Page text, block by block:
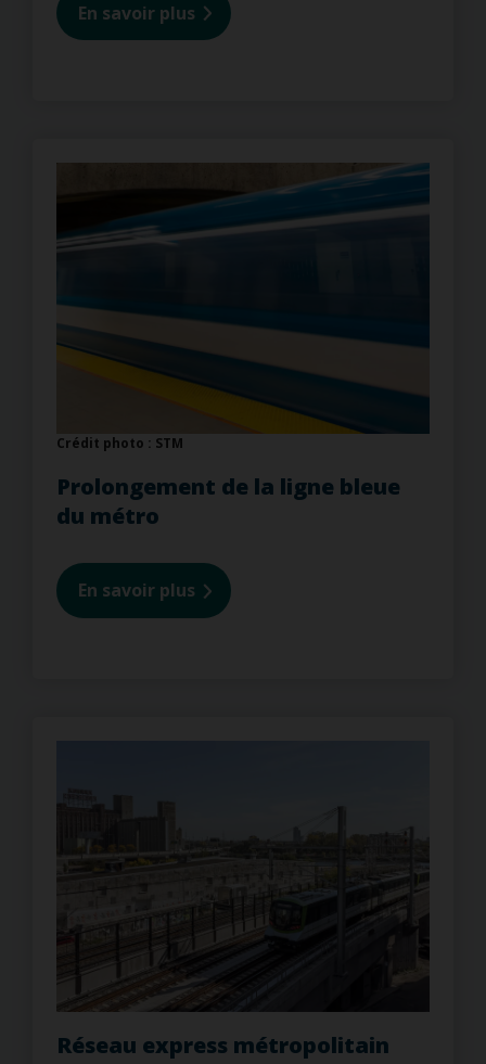
En savoir plus
Crédit photo : STM
Prolongement de la ligne bleue
du métro
En savoir plus
Réseau express métropolitain